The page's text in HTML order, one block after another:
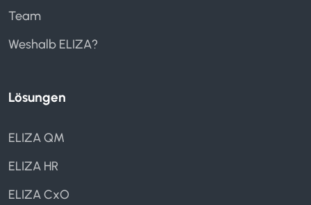
Team
Weshalb ELIZA?
Lösungen
ELIZA QM
ELIZA HR
ELIZA CxO